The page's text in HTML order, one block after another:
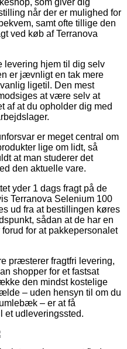
når der er mulighed for
samt ofte tillige den
ved køb af Terranova
levering hjem til dig selv
er jævnligt en tak mere
ligetil. Den mest
at være selv at
af at du opholder dig med
er meget central om
lige om lidt, så
at man studerer det
den aktuelle vare.
yder 1 dags fragt på de
Terranova Selenium 100
ud fra at bestillingen køres
sådan at de har en
for at pakkepersonalet
præsterer fragtfri levering,
shopper for et fastsat
den mindst kostelige
– uden hensyn til om du
– er at få
et udleveringssted.